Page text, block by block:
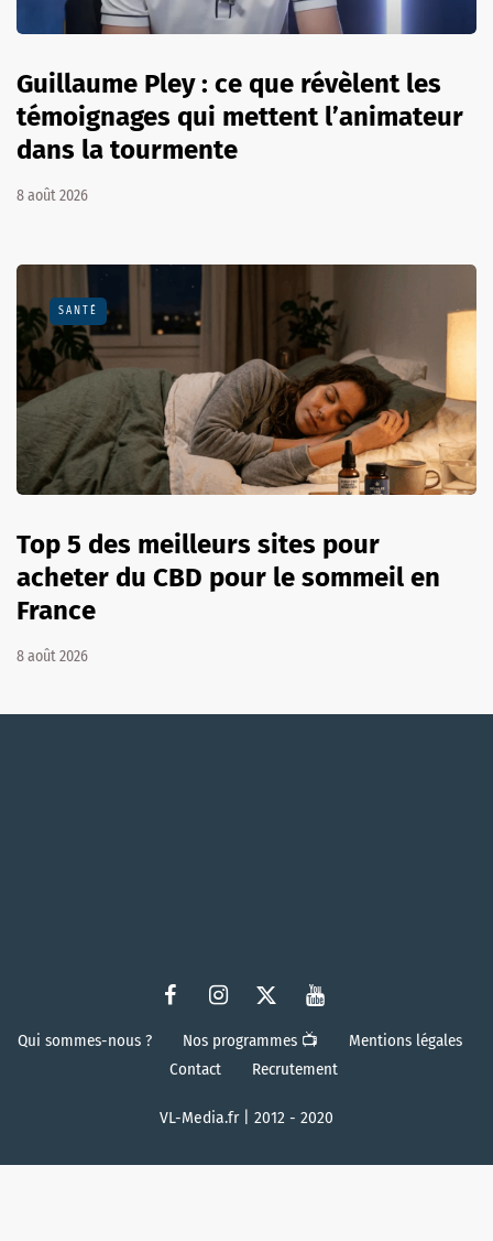
Guillaume Pley : ce que révèlent les
témoignages qui mettent l’animateur
dans la tourmente
8 août 2026
SANTÉ
Top 5 des meilleurs sites pour
acheter du CBD pour le sommeil en
France
8 août 2026
Qui sommes-nous ? Nos programmes 📺
Mentions légales
Contact
Recrutement
VL-Media.fr | 2012 - 2020